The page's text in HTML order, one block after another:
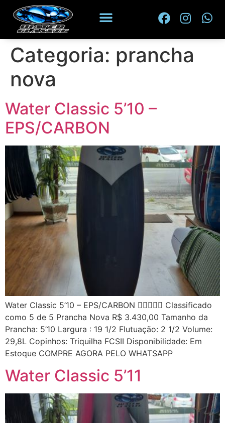
Categoria: prancha
nova
Water Classic 5’10 –
EPS/CARBON
Water Classic 5’10 – EPS/CARBON  Classificado
como 5 de 5 Prancha Nova R$ 3.430,00 Tamanho da
Prancha: 5’10 Largura : 19 1/2 Flutuação: 2 1/2 Volume:
29,8L Copinhos: Triquilha FCSII Disponibilidade: Em
Estoque COMPRE AGORA PELO WHATSAPP
Water Classic 5’11